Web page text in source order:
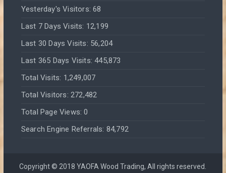
Yesterday's Visitors:68
Last 7 Days Visits: 12,199
Last 30 Days Visits: 56,204
Last 365 Days Visits:445,873
Total Visits: 1,249,007
Total Visitors: 272,482
Total Page Views:0
Search Engine Referrals: 84,792
Copyright © 2018 YAOFA Wood Trading, All rights reserved.